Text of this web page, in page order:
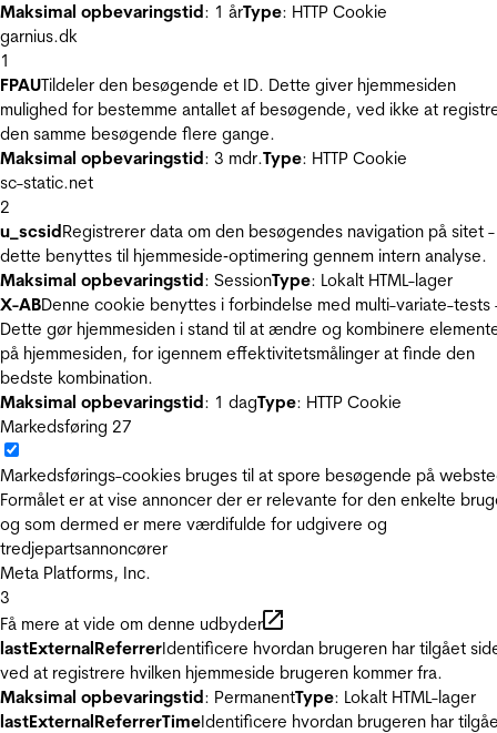
Maksimal opbevaringstid: 1 årType: HTTP Cookie
garnius.dk
1
FPAUTildeler den besøgende et ID. Dette giver hjemmesiden
mulighed for bestemme antallet af besøgende, ved ikke at
den samme besøgende flere gange.
Maksimal opbevaringstid: 3 mdr.Type: HTTP Cookie
sc-static.net
2
u_scsidRegistrerer data om den besøgendes navigation på sitet -
dette benyttes til hjemmeside‐optimering gennem intern analyse.
Maksimal opbevaringstid: SessionType: Lokalt HTML-lager
X-ABDenne cookie benyttes i forbindelse med multi-variate-tests
Dette gør hjemmesiden i stand til at ændre og kombinere
på hjemmesiden, for igennem effektivitetsmålinger at finde den
bedste kombination.
Maksimal opbevaringstid: 1 dagType: HTTP Cookie
Markedsføring 27
Markedsførings-cookies bruges til at spore besøgende på
Formålet er at vise annoncer der er relevante for den enkelte
og som dermed er mere værdifulde for udgivere og
tredjepartsannoncører
Meta Platforms, Inc.
3
Få mere at vide om denne udbyder
lastExternalReferrerIdentificere hvordan brugeren har tilgået
ved at registrere hvilken hjemmeside brugeren kommer fra.
Maksimal opbevaringstid: PermanentType: Lokalt HTML-lager
lastExternalReferrerTimeIdentificere hvordan brugeren har